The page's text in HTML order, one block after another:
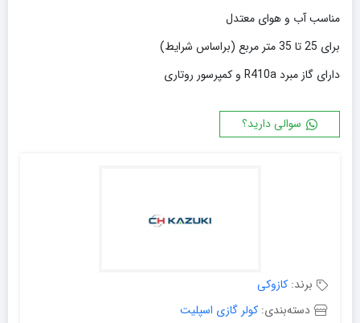
مناسب آب و هوای معتدل
برای 25 تا 35 متر مربع (براساس شرایط)
دارای گاز مبرد R410a و کمپرسور روتاری
سوالی دارید؟
برند: کازوکی
دسته‌بندی: کولر گازی اسپلیت